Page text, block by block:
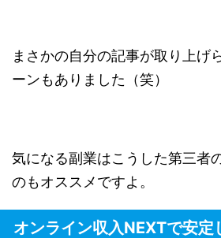
まさかの自分の記事が取り上げ
ーンもありました（笑）
気になる副業はこうした第三者
のもオススメですよ。
オンライン収入NEXTで安定